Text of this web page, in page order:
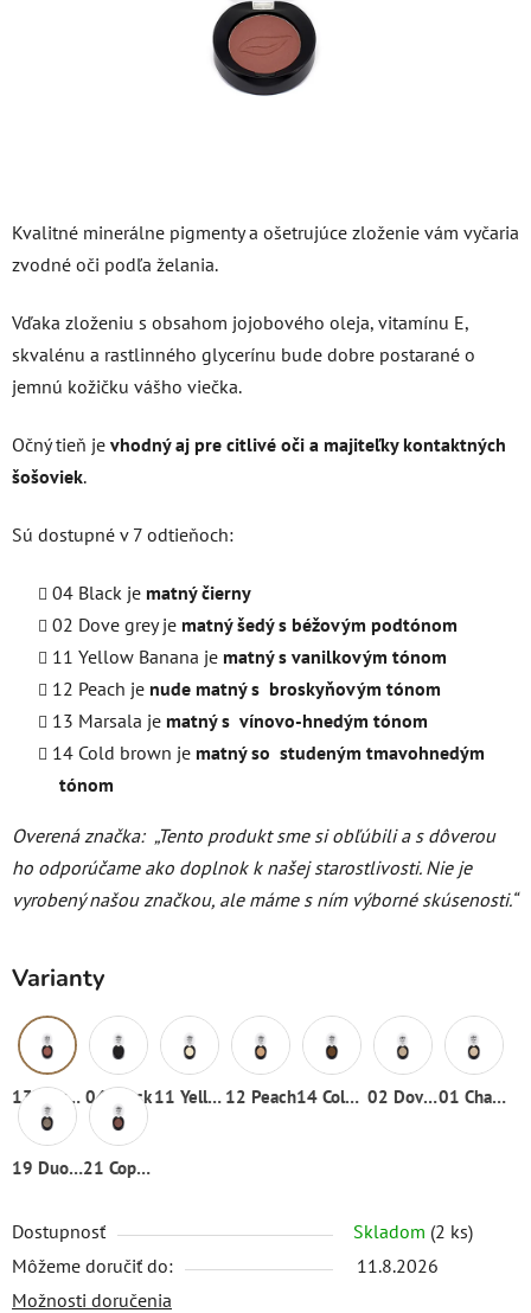
Kvalitné minerálne pigmenty a ošetrujúce zloženie vám vyčaria
zvodné oči podľa želania.
Vďaka zloženiu s obsahom jojobového oleja, vitamínu E,
skvalénu a rastlinného glycerínu bude dobre postarané o
jemnú kožičku vášho viečka.
Očný tieň je vhodný aj pre citlivé oči a majiteľky kontaktných
šošoviek.
Sú dostupné v 7 odtieňoch:
04 Black je matný čierny
02 Dove grey je matný šedý s béžovým podtónom
11 Yellow Banana je matný s vanilkovým tónom
12 Peach je nude matný s broskyňovým tónom
13 Marsala je matný s vínovo-hnedým tónom
14 Cold brown je matný so studeným tmavohnedým
tónom
Overená značka: „Tento produkt sme si obľúbili a s dôverou
ho odporúčame ako doplnok k našej starostlivosti. Nie je
vyrobený našou značkou, ale máme s ním výborné skúsenosti.“
Varianty
13 Marsala 04 Black 11 Yellow Banana 12 Peach 14 Cold Brown 02 Dove grey 01 Champagne
19 Duochrome Grey 21 Copper Red
Dostupnosť Skladom (2 ks)
Môžeme doručiť do:
11.8.2026
Možnosti doručenia